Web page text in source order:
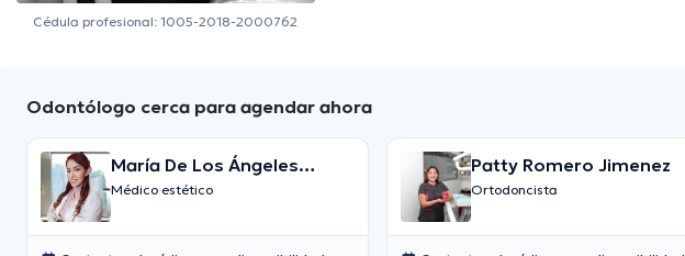
Cédula profesional: 1005-2018-2000762
Odontólogo cerca para agendar ahora
María De Los Ángeles
Caamones Villafuerte
Médico estético
Patty Romero Jimenez
Ortodoncista